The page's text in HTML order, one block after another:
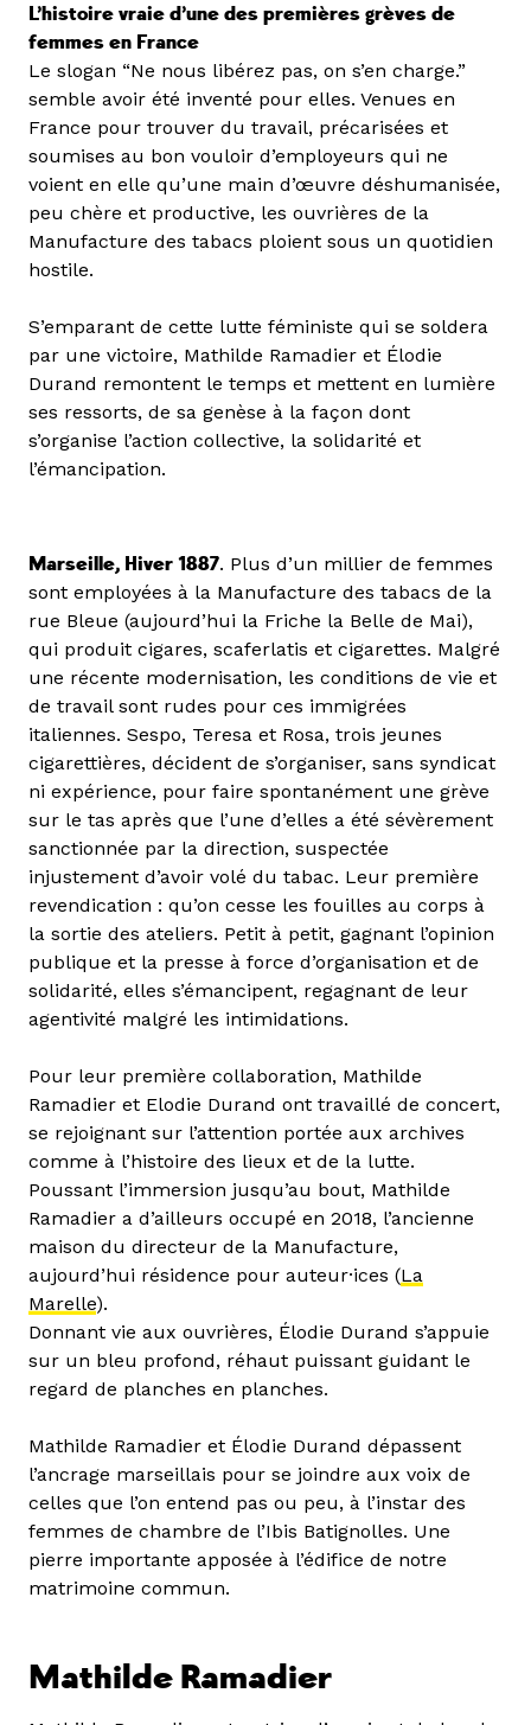
L’histoire vraie d’une des premières grèves de
femmes en France
Le slogan “Ne nous libérez pas, on s’en charge.”
semble avoir été inventé pour elles. Venues en
France pour trouver du travail, précarisées et
soumises au bon vouloir d’employeurs qui ne
voient en elle qu’une main d’œuvre déshumanisée,
peu chère et productive, les ouvrières de la
Manufacture des tabacs ploient sous un quotidien
hostile.
S’emparant de cette lutte féministe qui se soldera
par une victoire, Mathilde Ramadier et Élodie
Durand remontent le temps et mettent en lumière
ses ressorts, de sa genèse à la façon dont
s’organise l’action collective, la solidarité et
l’émancipation.
Marseille, Hiver 1887. Plus d’un millier de femmes
sont employées à la Manufacture des tabacs de la
rue Bleue (aujourd’hui la Friche la Belle de Mai),
qui produit cigares, scaferlatis et cigarettes. Malgré
une récente modernisation, les conditions de vie et
de travail sont rudes pour ces immigrées
italiennes. Sespo, Teresa et Rosa, trois jeunes
cigarettières, décident de s’organiser, sans syndicat
ni expérience, pour faire spontanément une grève
sur le tas après que l’une d’elles a été sévèrement
sanctionnée par la direction, suspectée
injustement d’avoir volé du tabac. Leur première
revendication : qu’on cesse les fouilles au corps à
la sortie des ateliers. Petit à petit, gagnant l’opinion
publique et la presse à force d’organisation et de
solidarité, elles s’émancipent, regagnant de leur
agentivité malgré les intimidations.
Pour leur première collaboration, Mathilde
Ramadier et Elodie Durand ont travaillé de concert,
se rejoignant sur l’attention portée aux archives
comme à l’histoire des lieux et de la lutte.
Poussant l’immersion jusqu’au bout, Mathilde
Ramadier a d’ailleurs occupé en 2018, l’ancienne
maison du directeur de la Manufacture,
aujourd’hui résidence pour auteur·ices (La
Marelle).
Donnant vie aux ouvrières, Élodie Durand s’appuie
sur un bleu profond, réhaut puissant guidant le
regard de planches en planches.
Mathilde Ramadier et Élodie Durand dépassent
l’ancrage marseillais pour se joindre aux voix de
celles que l’on entend pas ou peu, à l’instar des
femmes de chambre de l’Ibis Batignolles. Une
pierre importante apposée à l’édifice de notre
matrimoine commun.
Mathilde Ramadier